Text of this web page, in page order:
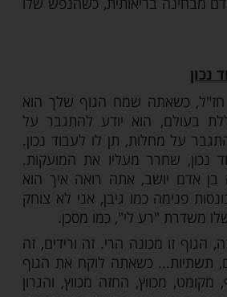
קודם כל תדאג לנפש
שאני פוגש, כשאתה בא
לנפש שלו. אני לא יכול
כשאדם לחוץ, כשאדם לא
שלו: חוסר אנרגיה,
ראש חס ושלום, כאבים
אינספור של בעיות
זה מדע מדויק מה שנקרא.
וחוקרים אותם, על המון
בריאותית, כשהנפש שלו